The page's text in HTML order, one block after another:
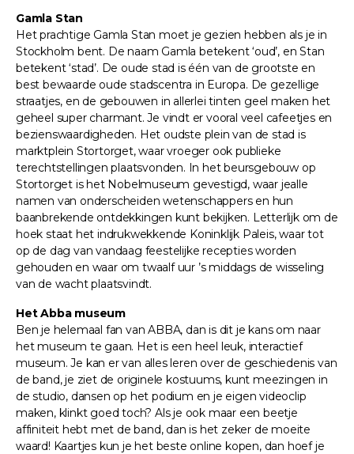
Gamla Stan
Het prachtige Gamla Stan moet je gezien hebben als je in
Stockholm bent. De naam Gamla betekent ‘oud’, en Stan
betekent ‘stad’. De oude stad is één van de grootste en
best bewaarde oude stadscentra in Europa. De gezellige
straatjes, en de gebouwen in allerlei tinten geel maken het
geheel super charmant. Je vindt er vooral veel cafeetjes en
bezienswaardigheden. Het oudste plein van de stad is
marktplein Stortorget, waar vroeger ook publieke
terechtstellingen plaatsvonden. In het beursgebouw op
Stortorget is het Nobelmuseum gevestigd, waar jealle
namen van onderscheiden wetenschappers en hun
baanbrekende ontdekkingen kunt bekijken. Letterlijk om de
hoek staat het indrukwekkende Koninklijk Paleis, waar tot
op de dag van vandaag feestelijke recepties worden
gehouden en waar om twaalf uur ’s middags de wisseling
van de wacht plaatsvindt.
Het Abba museum
Ben je helemaal fan van ABBA, dan is dit je kans om naar
het museum te gaan. Het is een heel leuk, interactief
museum. Je kan er van alles leren over de geschiedenis van
de band, je ziet de originele kostuums, kunt meezingen in
de studio, dansen op het podium en je eigen videoclip
maken, klinkt goed toch? Als je ook maar een beetje
affiniteit hebt met de band, dan is het zeker de moeite
waard! Kaartjes kun je het beste online kopen, dan hoef je